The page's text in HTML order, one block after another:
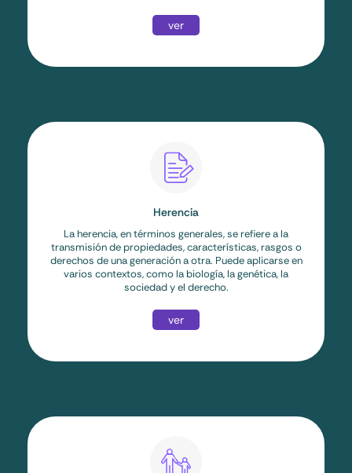
ver
Herencia
La herencia, en términos generales, se refiere a la
transmisión de propiedades, características, rasgos o
derechos de una generación a otra. Puede aplicarse en
varios contextos, como la biología, la genética, la
sociedad y el derecho.
ver